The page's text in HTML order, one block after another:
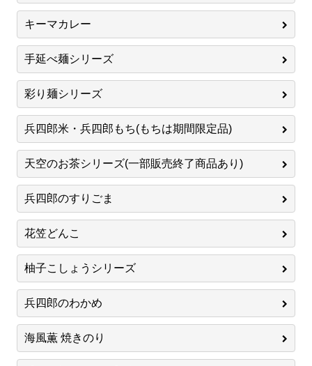
キーマカレー
手延べ麺シリーズ
彩り麺シリーズ
兵四郎米・兵四郎もち(もちは期間限定品)
天空のお茶シリーズ(一部販売終了商品あり)
兵四郎のすりごま
花笠どんこ
柚子こしょうシリーズ
兵四郎のわかめ
海風薫 焼きのり